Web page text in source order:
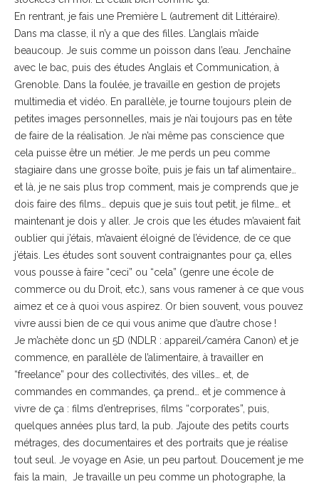
En rentrant, je fais une Première L (autrement dit Littéraire).
Dans ma classe, il n’y a que des filles. L’anglais m’aide
beaucoup. Je suis comme un poisson dans l’eau. J’enchaîne
avec le bac, puis des études Anglais et Communication, à
Grenoble. Dans la foulée, je travaille en gestion de projets
multimedia et vidéo. En parallèle, je tourne toujours plein de
petites images personnelles, mais je n’ai toujours pas en tête
de faire de la réalisation. Je n’ai même pas conscience que
cela puisse être un métier. Je me perds un peu comme
stagiaire dans une grosse boîte, puis je fais un taf alimentaire…
et là, je ne sais plus trop comment, mais je comprends que je
dois faire des films… depuis que je suis tout petit, je filme… et
maintenant je dois y aller. Je crois que les études m’avaient fait
oublier qui j’étais, m’avaient éloigné de l’évidence, de ce que
j’étais. Les études sont souvent contraignantes pour ça, elles
vous pousse à faire “ceci” ou “cela” (genre une école de
commerce ou du Droit, etc.), sans vous ramener à ce que vous
aimez et ce à quoi vous aspirez. Or bien souvent, vous pouvez
vivre aussi bien de ce qui vous anime que d’autre chose !
Je m’achète donc un 5D (NDLR : appareil/caméra Canon) et je
commence, en parallèle de l’alimentaire, à travailler en
“freelance” pour des collectivités, des villes… et, de
commandes en commandes, ça prend… et je commence à
vivre de ça : films d’entreprises, films “corporates”, puis,
quelques années plus tard, la pub. J’ajoute des petits courts
métrages, des documentaires et des portraits que je réalise
tout seul. Je voyage en Asie, un peu partout. Doucement je me
fais la main, Je travaille un peu comme un photographe, la